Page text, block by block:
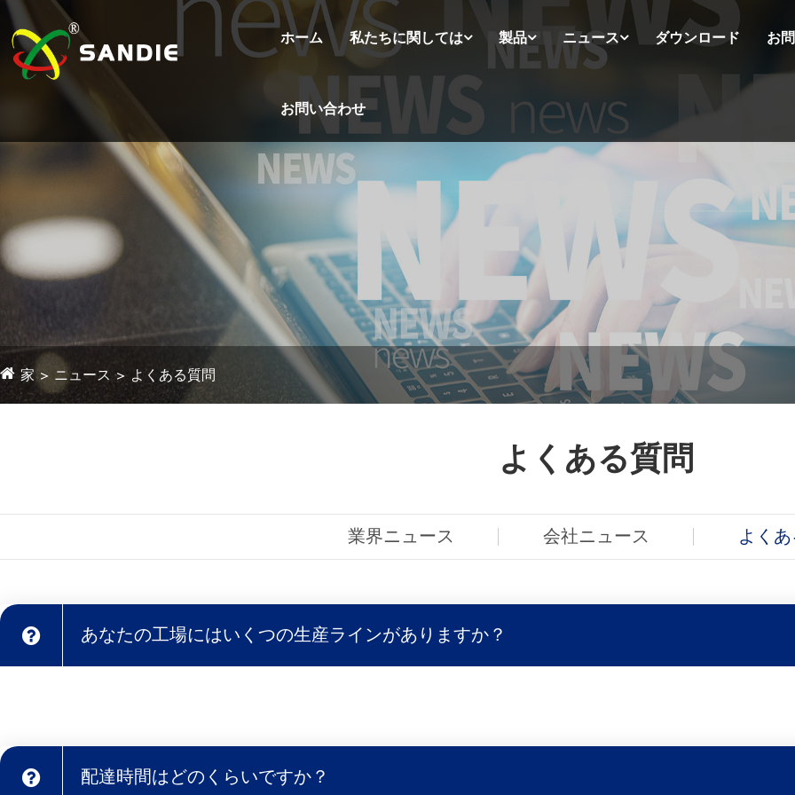
ホーム 私たちに関しては 製品 ニュース ダウンロード お
お問い合わせ
家 ニュース よくある質問
よくある質問
業界ニュース 会社ニュース よく
あなたの工場にはいくつの生産ラインがありますか？
配達時間はどのくらいですか？